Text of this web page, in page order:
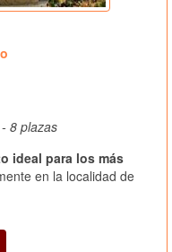
8 plazas
ideal para los más
en la localidad de